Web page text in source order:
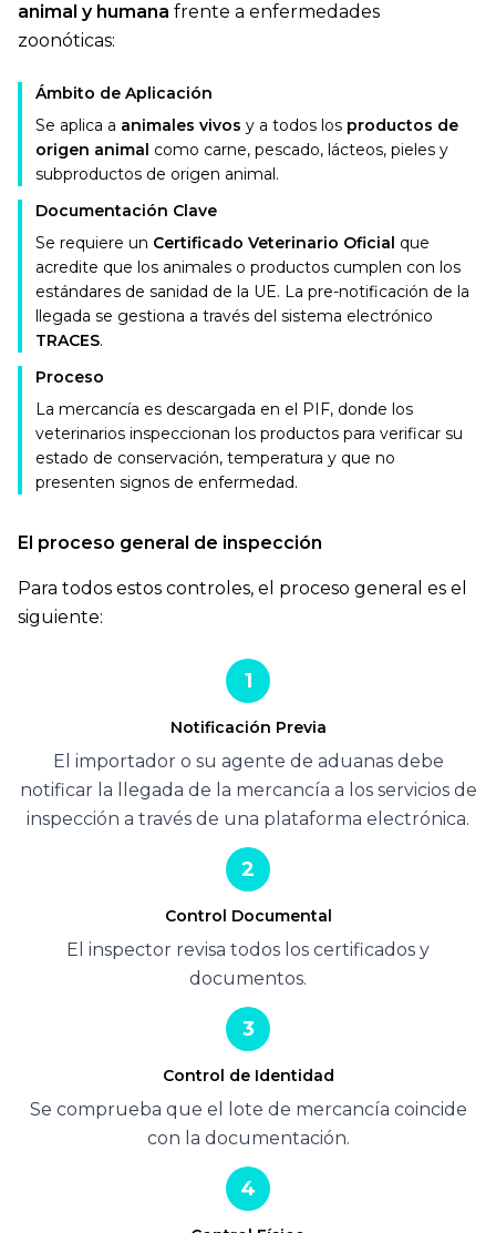
animal y humana frente a enfermedades
zoonóticas:
Ámbito de Aplicación
Se aplica a animales vivos y a todos los productos de
origen animal como carne, pescado, lácteos, pieles y
subproductos de origen animal.
Documentación Clave
Se requiere un Certificado Veterinario Oficial que
acredite que los animales o productos cumplen con los
estándares de sanidad de la UE. La pre-notificación de la
llegada se gestiona a través del sistema electrónico
TRACES.
Proceso
La mercancía es descargada en el PIF, donde los
veterinarios inspeccionan los productos para verificar su
estado de conservación, temperatura y que no
presenten signos de enfermedad.
El proceso general de inspección
Para todos estos controles, el proceso general es el
siguiente:
1
Notificación Previa
El importador o su agente de aduanas debe
notificar la llegada de la mercancía a los servicios de
inspección a través de una plataforma electrónica.
2
Control Documental
El inspector revisa todos los certificados y
documentos.
3
Control de Identidad
Se comprueba que el lote de mercancía coincide
con la documentación.
4